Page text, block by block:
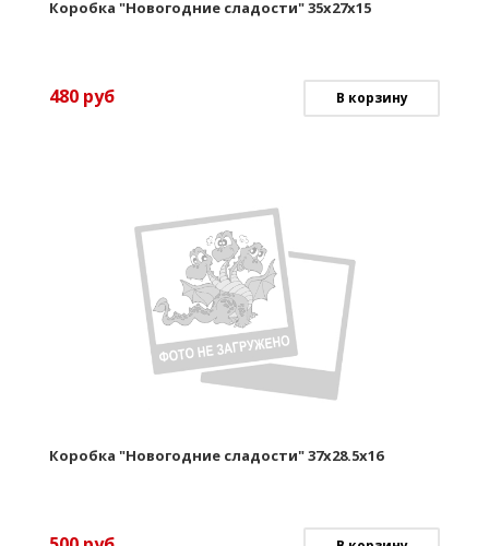
Коробка "Новогодние сладости" 35х27х15
480 руб В корзину
Коробка "Новогодние сладости" 37х28.5х16